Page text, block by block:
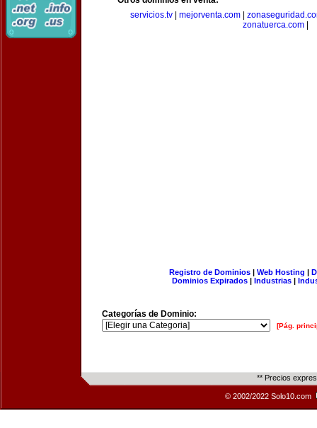
servicios.tv| mejorventa.com|
zonatuerca.com|
Registro de Dominios| Web Hosting |
Dominios Expirados | Industrias |
Categorías de Dominio:
[Pág.
** Precios
© 2002/2022 Solo10.com